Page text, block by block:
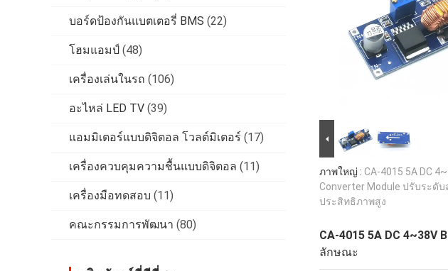
บอร์ดป้องกันแบตเตอรี่ BMS (22)
โฮมแอมป์ (48)
เครื่องเล่นในรถ (106)
อะไหล่ LED TV (39)
แอมมิเตอร์แบบดิจิตอล โวลต์มิเตอร์ (17)
เครื่องควบคุมความชื้นแบบดิจิตอล (11)
เครื่องมือทดสอบ (11)
คณะกรรมการพัฒนา (80)
ภาพใหญ่ : CA-4015 5A DC
Converter Module ปรับระดั
ประสิทธิภาพสูง
CA-4015 5A DC
ลักษณะ